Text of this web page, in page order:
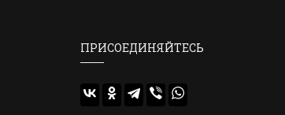
ПРИСОЕДИНЯЙТЕСЬ